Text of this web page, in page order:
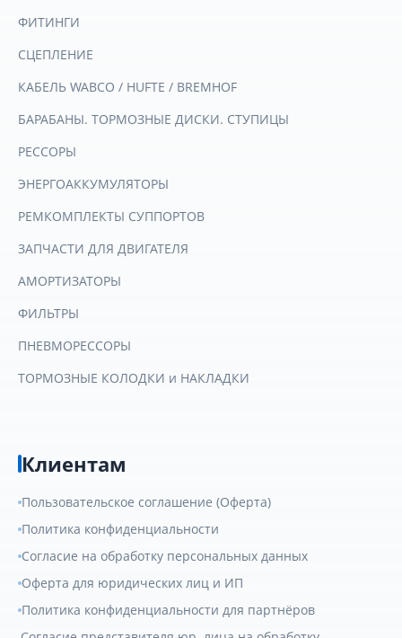
ФИТИНГИ
СЦЕПЛЕНИЕ
КАБЕЛЬ WABCO / HUFTE / BREMHOF
БАРАБАНЫ. ТОРМОЗНЫЕ ДИСКИ. СТУПИЦЫ
РЕССОРЫ
ЭНЕРГОАККУМУЛЯТОРЫ
РЕМКОМПЛЕКТЫ СУППОРТОВ
ЗАПЧАСТИ ДЛЯ ДВИГАТЕЛЯ
АМОРТИЗАТОРЫ
ФИЛЬТРЫ
ПНЕВМОРЕССОРЫ
ТОРМОЗНЫЕ КОЛОДКИ и НАКЛАДКИ
Клиентам
Пользовательское соглашение (Оферта)
Политика конфиденциальности
Согласие на обработку персональных данных
Оферта для юридических лиц и ИП
Политика конфиденциальности для партнёров